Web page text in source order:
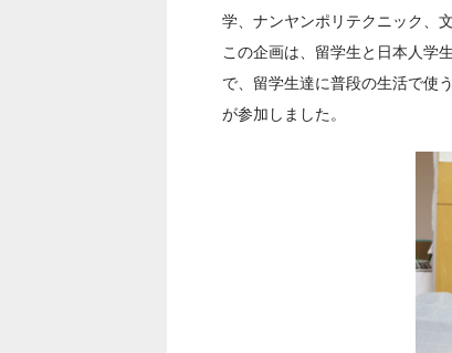
学、ナンヤンポリテクニック、
この企画は、留学生と日本人学
で、留学生達に普段の生活で使
が参加しました。